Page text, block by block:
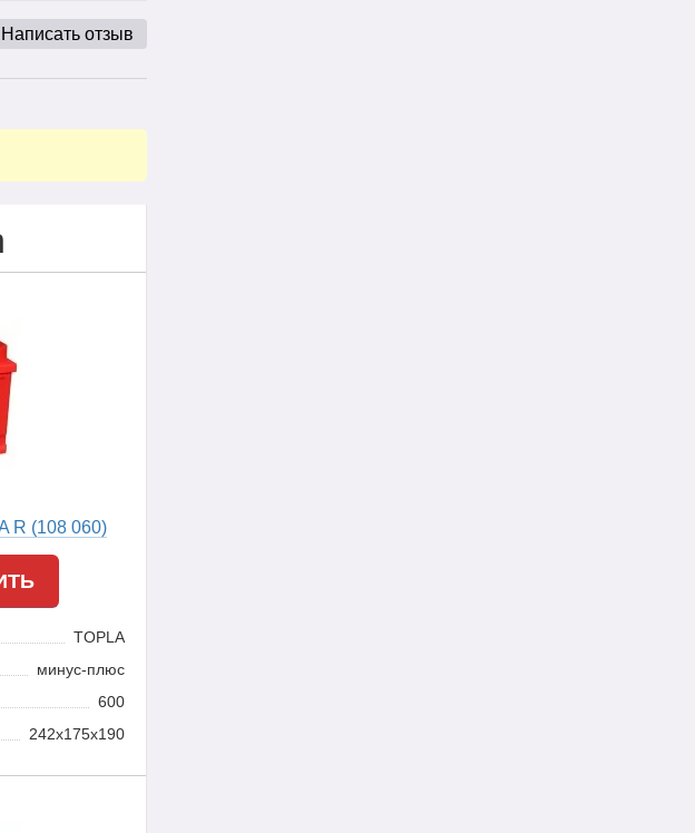
Написать отзыв
R (108 060)
TOPLA
минус-плюс
600
242x175x190